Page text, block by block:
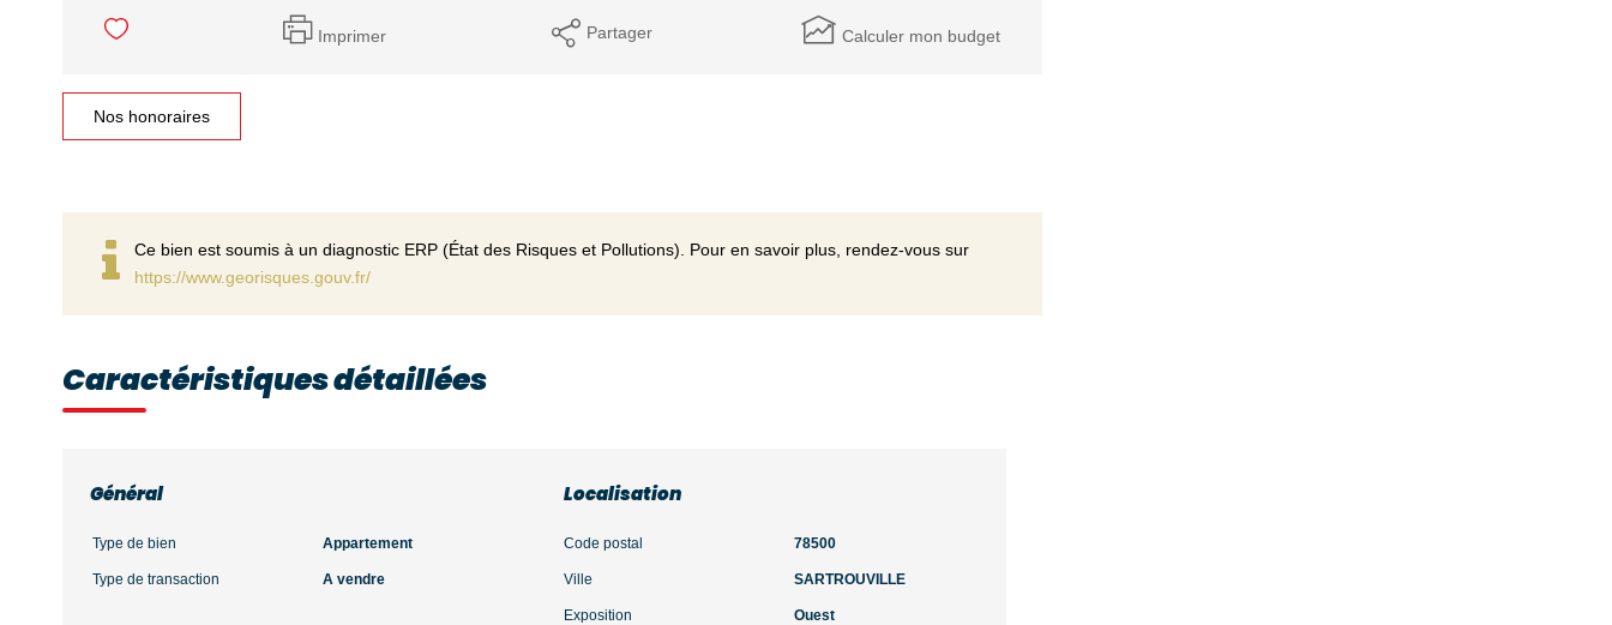
Imprimer Partager Calculer mon budget
Nos honoraires
Ce bien est soumis à un diagnostic ERP (État des Risques et Pollutions). Pour en savoir plus, rendez-vous sur
https://www.georisques.gouv.fr/
Caractéristiques détaillées
Général
Type de bien Appartement
Type de transaction A vendre
Localisation
Code postal 78500
Ville SARTROUVILLE
Exposition Ouest